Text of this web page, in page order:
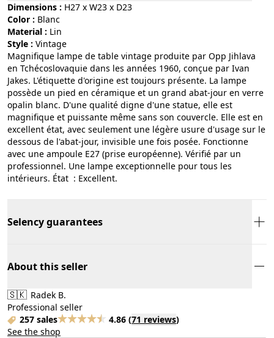
Dimensions : H27 x W23 x D23
Color :
blanc
Material :
lin
Style :
vintage
Magnifique lampe de table vintage produite par Opp Jihlava
en Tchécoslovaquie dans les années 1960, conçue par Ivan
Jakes. L'étiquette d'origine est toujours présente. La lampe
possède un pied en céramique et un grand abat-jour en verre
opalin blanc. D'une qualité digne d'une statue, elle est
magnifique et puissante même sans son couvercle. Elle est en
excellent état, avec seulement une légère usure d'usage sur le
dessous de l'abat-jour, invisible une fois posée. Fonctionne
avec une ampoule E27 (prise européenne). Vérifié par un
professionnel. Une lampe exceptionnelle pour tous les
intérieurs. État : Excellent.
Selency guarantees
About this seller
🇸🇰 Radek B.
Professional seller
257 sales
4.86 (71 reviews)
See the shop